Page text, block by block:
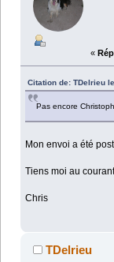
«
Citation de: TDelrieu
Pas encore
Mon envoi a été
Tiens moi au
Chris
TDelrieu